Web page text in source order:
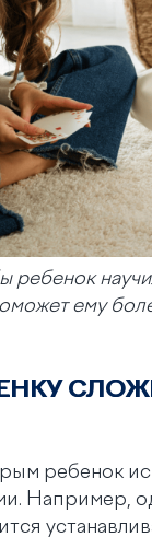
ребенок
ему
ребенок
Например,